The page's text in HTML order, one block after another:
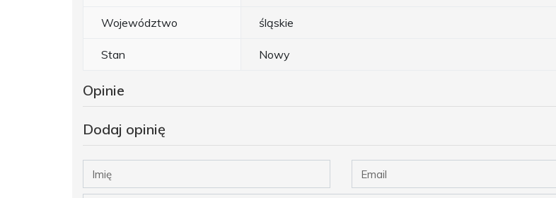
Województwo śląskie
Stan Nowy
Opinie
Dodaj opinię